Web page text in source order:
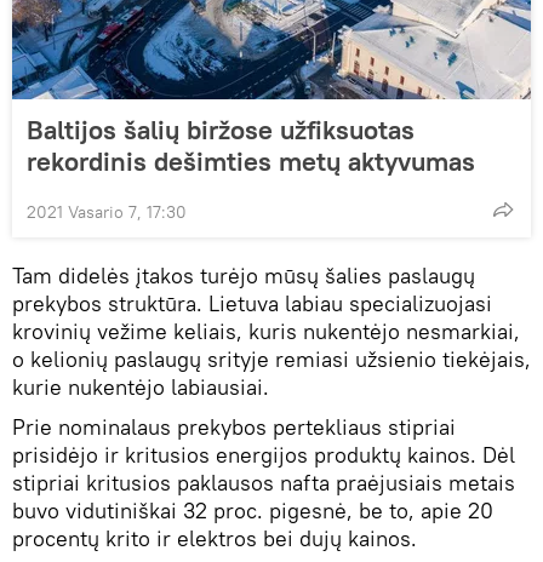
Baltijos šalių biržose užfiksuotas
rekordinis dešimties metų aktyvumas
2021 Vasario 7, 17:30
Tam didelės įtakos turėjo mūsų šalies paslaugų
prekybos struktūra. Lietuva labiau specializuojasi
krovinių vežime keliais, kuris nukentėjo nesmarkiai,
o kelionių paslaugų srityje remiasi užsienio tiekėjais,
kurie nukentėjo labiausiai.
Prie nominalaus prekybos pertekliaus stipriai
prisidėjo ir kritusios energijos produktų kainos. Dėl
stipriai kritusios paklausos nafta praėjusiais metais
buvo vidutiniškai 32 proc. pigesnė, be to, apie 20
procentų krito ir elektros bei dujų kainos.